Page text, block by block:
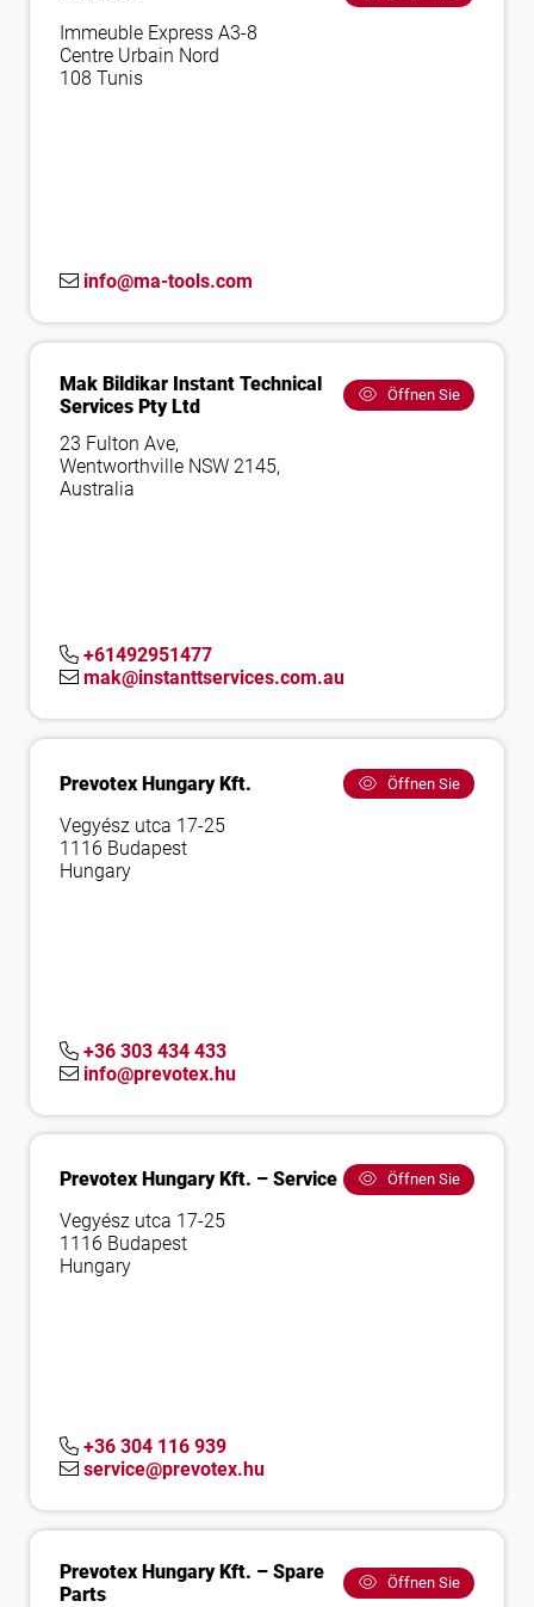
Immeuble Express A3-8
Centre Urbain Nord
108 Tunis
info@ma-tools.com
Mak Bildikar Instant Technical
Services Pty Ltd
Öffnen Sie
23 Fulton Ave,
Wentworthville NSW 2145,
Australia
+61492951477
mak@instanttservices.com.au
Prevotex Hungary Kft. Öffnen Sie
Vegyész utca 17-25
1116 Budapest
Hungary
+36 303 434 433
info@prevotex.hu
Prevotex Hungary Kft. – Service Öffnen Sie
Vegyész utca 17-25
1116 Budapest
Hungary
+36 304 116 939
service@prevotex.hu
Prevotex Hungary Kft. – Spare
Parts
Öffnen Sie